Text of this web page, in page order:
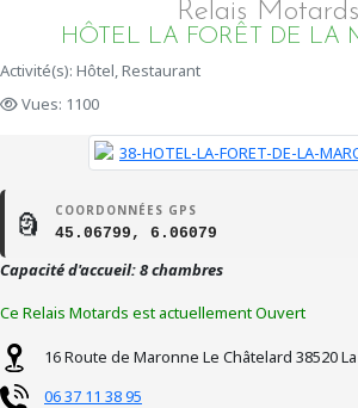
Relais Motards
HÔTEL LA FORÊT DE LA
Activité(s): Hôtel, Restaurant
Vues: 1100
🗿 COORDONNÉES GPS
45.06799, 6.06079
Capacité d'accueil: 8 chambres
Ce Relais Motards est actuellement Ouvert
16 Route de Maronne Le Châtelard 38520
06 37 11 38 95